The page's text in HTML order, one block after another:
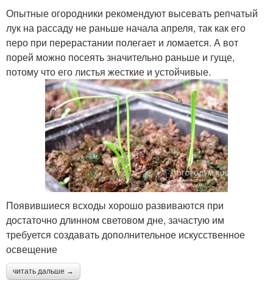
Опытные огородники рекомендуют высевать репчатый
лук на рассаду не раньше начала апреля, так как его
перо при перерастании полегает и ломается. А вот
порей можно посеять значительно раньше и гуще,
потому что его листья жесткие и устойчивые.
Появившиеся всходы хорошо развиваются при
достаточно длинном световом дне, зачастую им
требуется создавать дополнительное искусственное
освещение
читать дальше →